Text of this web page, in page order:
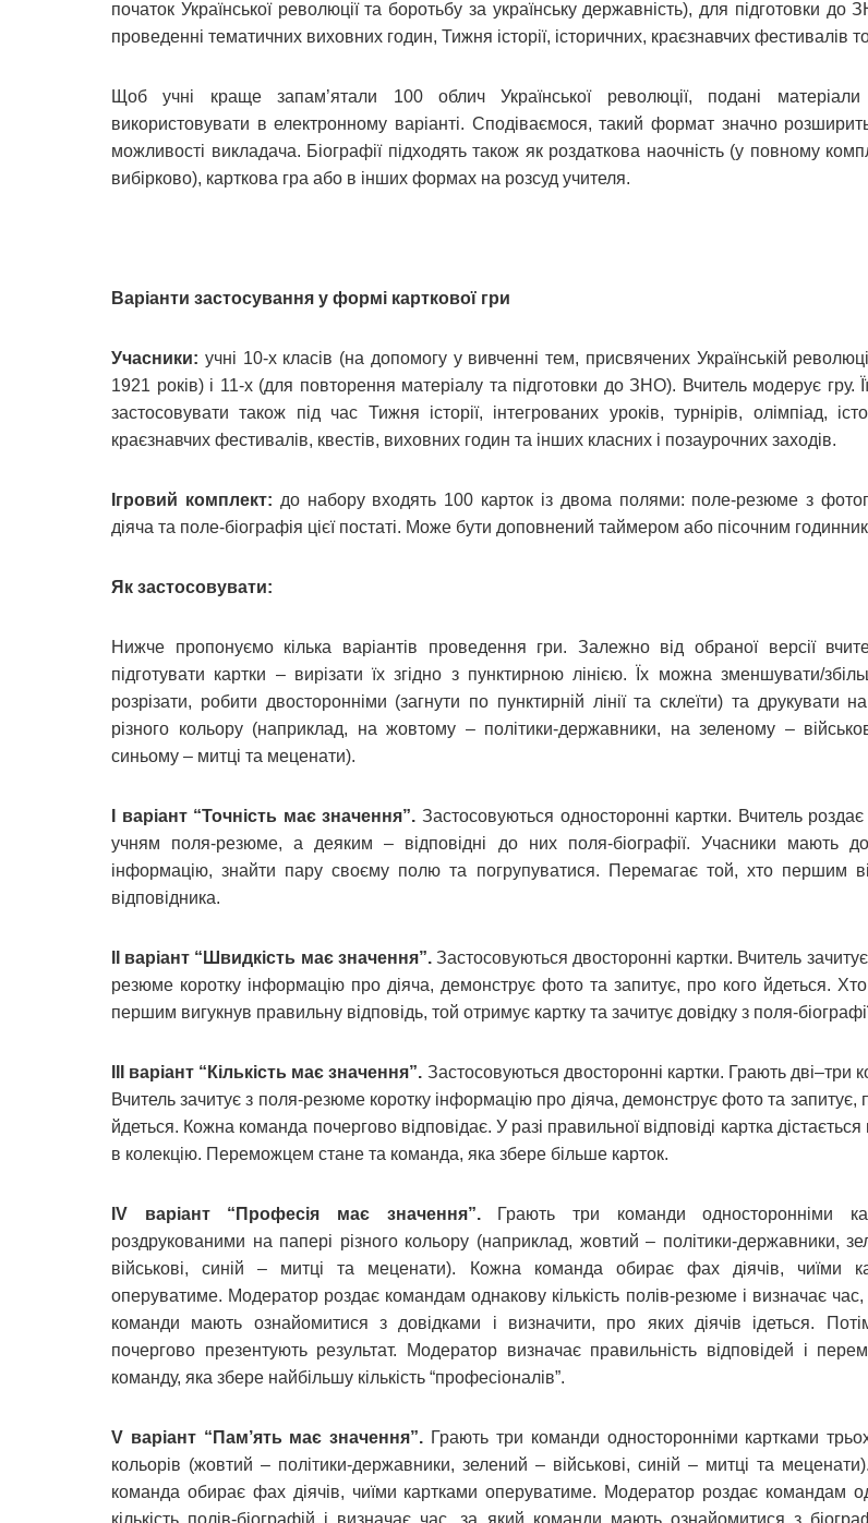
початок Української революції та боротьбу за українську державність), для підготовки до
проведенні тематичних виховних годин, Тижня історії, історичних, краєзнавчих фестивалів
Щоб учні краще запам’ятали 100 облич Української революції, подані
використовувати в електронному варіанті. Сподіваємося, такий формат значно
можливості викладача. Біографії підходять також як роздаткова наочність (у повному
вибірково), карткова гра або в інших формах на розсуд учителя.
Варіанти застосування у формі карткової гри
Учасники: учні 10-х класів (на допомогу у вивченні тем, присвячених Українській
1921 років) і 11-х (для повторення матеріалу та підготовки до ЗНО). Вчитель модерує гру.
застосовувати також під час Тижня історії, інтегрованих уроків, турнірів, олімпіад,
краєзнавчих фестивалів, квестів, виховних годин та інших класних і позаурочних заходів.
Ігровий комплект: до набору входять 100 карток із двома полями: поле-резюме з
діяча та поле-біографія цієї постаті. Може бути доповнений таймером або пісочним
Як застосовувати:
Нижче пропонуємо кілька варіантів проведення гри. Залежно від обраної версії
підготувати картки – вирізати їх згідно з пунктирною лінією. Їх можна зменшувати/
розрізати, робити двосторонніми (загнути по пунктирній лінії та склеїти) та друкувати
різного кольору (наприклад, на жовтому – політики-державники, на зеленому –
синьому – митці та меценати).
І варіант “Точність має значення”. Застосовуються односторонні картки. Вчитель
учням поля-резюме, а деяким – відповідні до них поля-біографії. Учасники мають
інформацію, знайти пару своєму полю та погрупуватися. Перемагає той, хто першим
відповідника.
ІІ варіант “Швидкість має значення”.Застосовуються двосторонні картки. Вчитель
резюме коротку інформацію про діяча, демонструє фото та запитує, про кого йдеться. Хто
першим вигукнув правильну відповідь, той отримує картку та зачитує довідку з поля-
ІІІ варіант “Кількість має значення”. Застосовуються двосторонні картки. Грають дві–три
Вчитель зачитує з поля-резюме коротку інформацію про діяча, демонструє фото та запитує,
йдеться. Кожна команда почергово відповідає. У разі правильної відповіді картка дістається
в колекцію. Переможцем стане та команда, яка збере більше карток.
ІV варіант “Професія має значення”.Грають три команди односторонніми
роздрукованими на папері різного кольору (наприклад, жовтий – політики-державники,
військові, синій – митці та меценати). Кожна команда обирає фах діячів, чиїми
оперуватиме. Модератор роздає командам однакову кількість полів-резюме і визначає час,
команди мають ознайомитися з довідками і визначити, про яких діячів ідеться.
почергово презентують результат. Модератор визначає правильність відповідей і
команду, яка збере найбільшу кількість “професіоналів”.
V варіант “Пам’ять має значення”. Грають три команди односторонніми картками
кольорів (жовтий – політики-державники, зелений – військові, синій – митці та
команда обирає фах діячів, чиїми картками оперуватиме. Модератор роздає командам
кількість полів-біографій і визначає час, за який команди мають ознайомитися з